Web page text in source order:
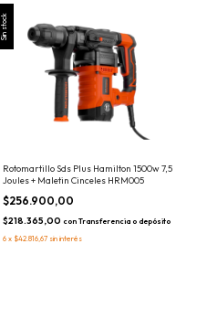
Sin stock
Rotomartillo Sds Plus Hamilton 1500w 7,5
Joules + Maletin Cinceles HRM005
$256.900,00
$218.365,00 con Transferencia o depósito
6 x $42.816,67 sin interés